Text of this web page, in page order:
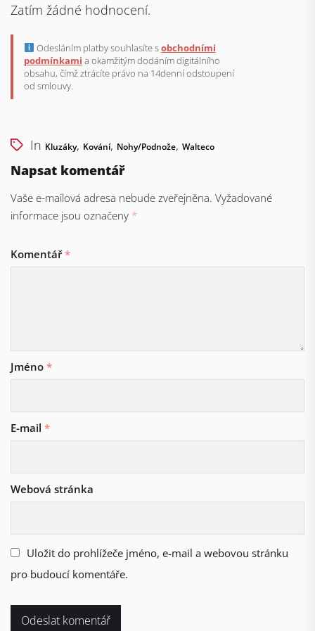
Zatím žádné hodnocení.
Odesláním platby souhlasíte sobchodními
podmínkami a okamžitým dodáním digitálního
obsahu, čímž ztrácíte právo na 14denní odstoupení
od smlouvy.
In Kluzáky, Kování, Nohy/podnože, Walteco
Napsat komentář
Vaše e-mailová adresa nebude zveřejněna. Vyžadované
informace jsou označeny *
Komentář*
Jméno *
E-mail *
Webová stránka
Uložit do prohlížeče jméno, e-mail a webovou stránku
pro budoucí komentáře.